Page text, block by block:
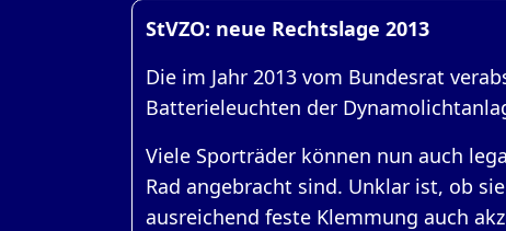
StVZO: neue Rechtslage 2013
Die im Jahr 2013 vom Bundesrat
Batterieleuchten der
Viele Sporträder können nun auch
Rad angebracht sind. Unklar ist, ob
ausreichend feste Klemmung auch